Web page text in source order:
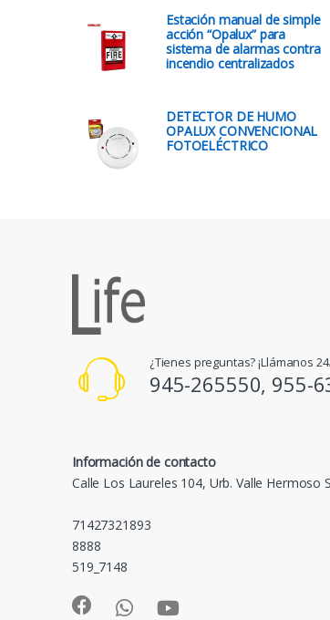
Estación manual de simple
acción “Opalux” para
sistema de alarmas contra
incendio centralizados
DETECTOR DE HUMO
OPALUX CONVENCIONAL
FOTOELÉCTRICO
¿Tienes preguntas? ¡Llámanos
945-265550, 955-
Información de contacto
Calle Los Laureles 104, Urb. Valle Hermoso
71427321893
8888
519_7148